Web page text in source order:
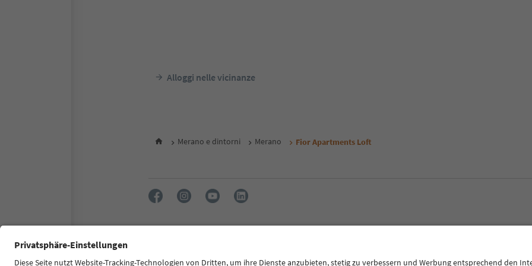
Alloggi nelle vicinanze
Merano e dintorni Merano Fior Apartments Loft